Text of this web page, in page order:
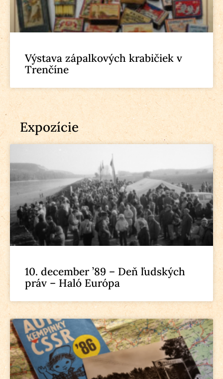
Výstava zápalkových krabičiek v
Trenčíne
Expozície
10. december ’89 – Deň ľudských
práv – Haló Európa